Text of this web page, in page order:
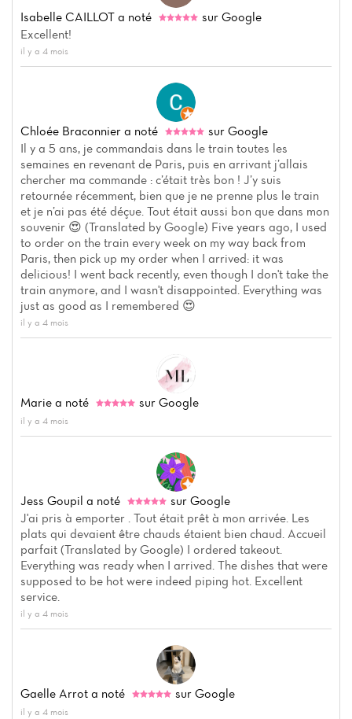
Isabelle CAILLOT a noté
sur Google
Excellent!
il y a 4 mois
Chloée Braconnier a noté
sur Google
Il y a 5 ans, je commandais dans le train toutes les
semaines en revenant de Paris, puis en arrivant j’allais
chercher ma commande : c’était très bon ! J’y suis
retournée récemment, bien que je ne prenne plus le train
et je n’ai pas été déçue. Tout était aussi bon que dans mon
souvenir 😍 (Translated by Google) Five years ago, I used
to order on the train every week on my way back from
Paris, then pick up my order when I arrived: it was
delicious! I went back recently, even though I don't take the
train anymore, and I wasn't disappointed. Everything was
just as good as I remembered 😍
il y a 4 mois
Marie a noté sur Google
il y a 4 mois
Jess Goupil a noté
sur Google
J'ai pris à emporter . Tout était prêt à mon arrivée. Les
plats qui devaient être chauds étaient bien chaud. Accueil
parfait (Translated by Google) I ordered takeout.
Everything was ready when I arrived. The dishes that were
supposed to be hot were indeed piping hot. Excellent
service.
il y a 4 mois
Gaelle Arrot a noté sur Google
il y a 4 mois
Accueil
Actualités
Carte
Avis